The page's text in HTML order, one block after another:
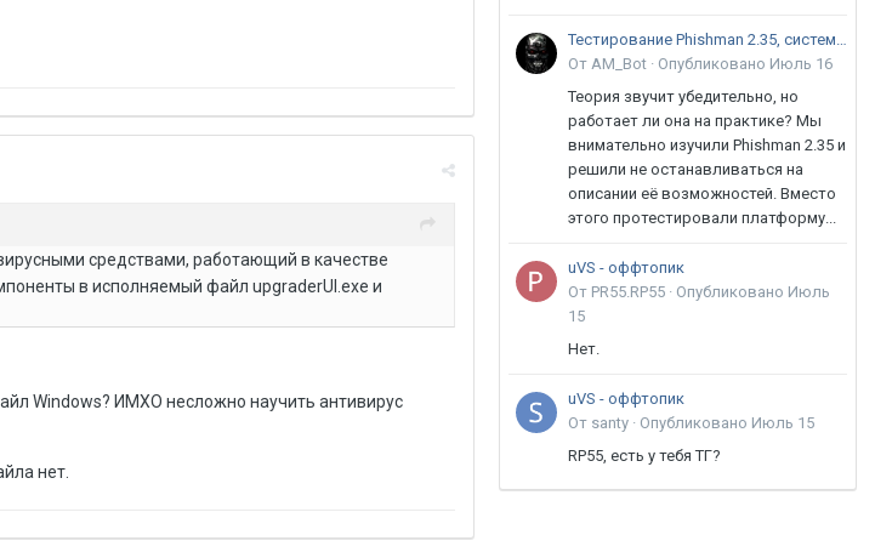
средствами, работающий в качестве
в исполняемый файл upgraderUI.exe и
Windows? ИМХО несложно научить антивирус
нет.
Тестирование Phishman 2.35, системы повышения осведомлённости пользователей в сфере ИБ
От AM_Bot · Опубликовано Июль 16
Теория звучит убедительно, но
работает ли она на практике? Мы
внимательно изучили Phishman 2.35 и
решили не останавливаться на
описании её возможностей. Вместо
этого протестировали платформу...
uVS - оффтопик
От PR55.RP55 · Опубликовано Июль
15
Нет.
uVS - оффтопик
От santy · Опубликовано Июль 15
RP55, есть у тебя ТГ?